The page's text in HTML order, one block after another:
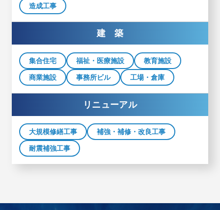
造成工事
建 築
集合住宅 福祉・医療施設 教育施設
商業施設 事務所ビル 工場・倉庫
リニューアル
大規模修繕工事 補強・補修・改良工事
耐震補強工事